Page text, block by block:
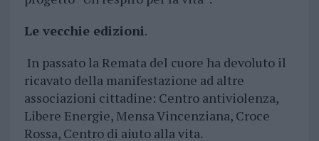
Le vecchie edizioni.
In passato la Remata del cuore ha devoluto il
ricavato della manifestazione ad altre
associazioni cittadine: Centro antiviolenza,
Libere Energie, Mensa Vincenziana, Croce
Rossa, Centro di aiuto alla vita.